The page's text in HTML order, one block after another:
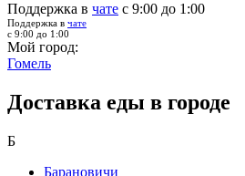
Поддержка в чате с 9:00 до 1:00
Поддержка в чате
с 9:00 до 1:00
Мой город:
Гомель
Доставка еды в городе
Б
Барановичи